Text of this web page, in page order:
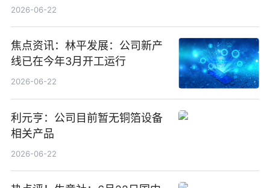
2026-06-22
焦点资讯：林平发展：公司新产
线已在今年3月开工运行
2026-06-22
利元亨：公司目前暂无铜箔设备
相关产品
2026-06-22